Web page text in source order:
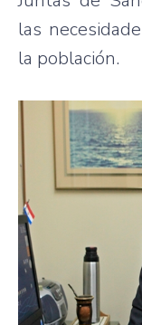
las
la población.